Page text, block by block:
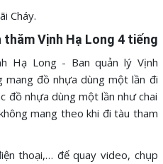
Cháy.
thăm Vịnh Hạ Long 4 tiếng
Hạ Long - Ban quản lý Vịnh
mang đồ nhựa dùng một lần đi
đồ nhựa dùng một lần như chai
mang theo khi đi tàu tham
thoại,… để quay video, chụp